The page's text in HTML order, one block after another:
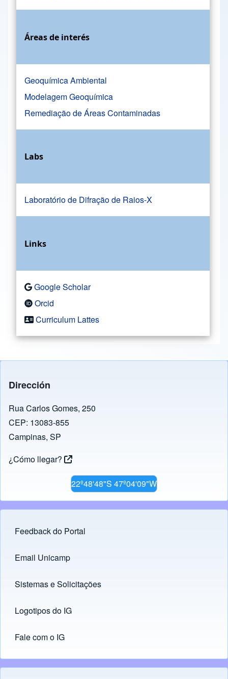
Áreas de interés
Geoquímica Ambiental
Modelagem Geoquímica
Remediação de Áreas Contaminadas
Labs
Laboratório de Difração de Raios-X
Links
Google Scholar
Orcid
Curriculum Lattes
Dirección
Rua Carlos Gomes, 250
CEP: 13083-855
Campinas, SP
¿Cómo llegar?
22º48'48"S 47º04'09"W
Footer menu
Feedback do Portal
Links
Email Unicamp
(opens in new tab)
Sistemas e Solicitações
(opens in new tab)
Logotipos do IG
(opens in new tab)
Fale com o IG